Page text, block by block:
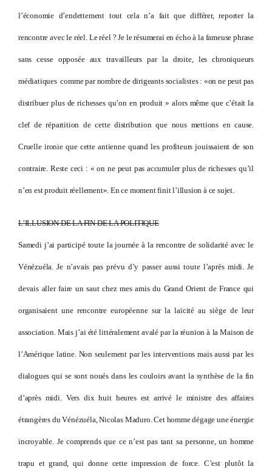
l’économie d’endettement tout cela n’a fait que différer, reporter la
rencontre avec le réel. Le réel ? Je le résumerai en écho à la fameuse phrase
sans cesse opposée aux travailleurs par la droite, les chroniqueurs
médiatiques comme par nombre de dirigeants socialistes : «on ne peut pas
distribuer plus de richesses qu’on en produit » alors même que c’était la
clef de répartition de cette distribution que nous mettions en cause.
Cruelle ironie que cette antienne quand les profiteurs jouissaient de son
contraire. Reste ceci : « on ne peut pas accumuler plus de richesses qu’il
n’en est produit réellement». En ce moment finit l’illusion à ce sujet.
L’ILLUSION DE LA FIN DE LA POLITIQUE
Samedi j’ai participé toute la journée à la rencontre de solidarité avec le
Vénézuéla. Je n’avais pas prévu d’y passer aussi toute l’après midi. Je
devais aller faire un saut chez mes amis du Grand Orient de France qui
organisaient une rencontre européenne sur la laïcité au siège de leur
association. Mais j’ai été littéralement avalé par la réunion à la Maison de
l’Amérique latine. Non seulement par les interventions mais aussi par les
dialogues qui se sont noués dans les couloirs avant la synthèse de la fin
d’après midi. Vers dix huit heures est arrivé le ministre des affaires
étrangères du Vénézuéla, Nicolas Maduro. Cet homme dégage une énergie
incroyable. Je comprends que ce n’est pas tant sa personne, un homme
trapu et grand, qui donne cette impression de force. C’est plutôt la